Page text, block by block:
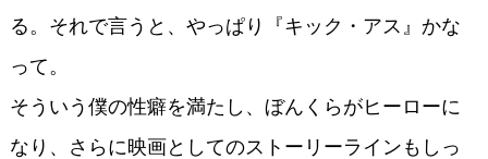
る。それで言うと、やっぱり『キック・アス』かな
って。
そういう僕の性癖を満たし、ぼんくらがヒーローに
なり、さらに映画としてのストーリーラインもしっ